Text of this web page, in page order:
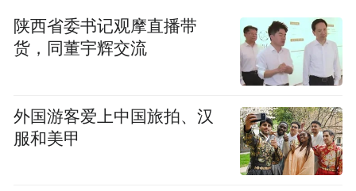
8日下午到9日白天，鲁西北地区有中到大雨
局部暴雨，菏泽、济宁、烟台北部和鲁中地
区有小雨，其他地区局部有小雨。
9日夜间到10日白天，鲁西北地区有中雨局部
大雨，菏泽、鲁中和半岛地区有小雨局部中
陕西省委书记观摩直播带
货，同董宇辉交流
外国游客爱上中国旅拍、汉
服和美甲